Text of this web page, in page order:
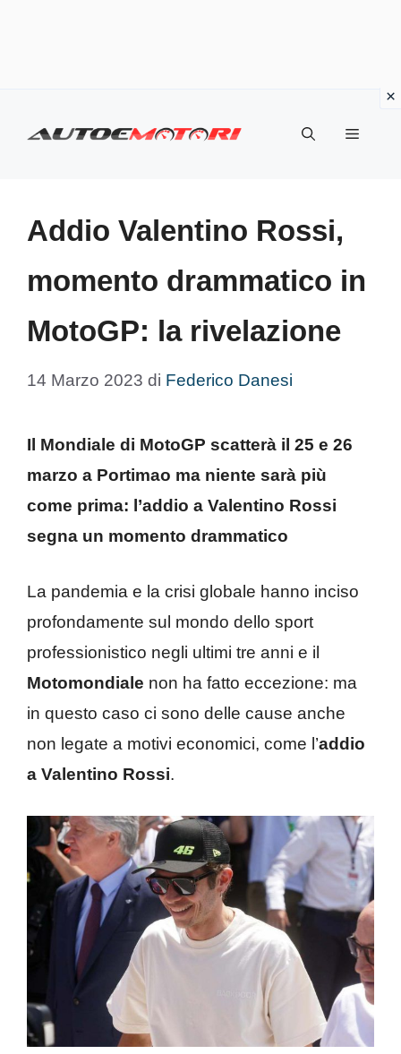
Menu
Addio Valentino Rossi,
momento drammatico in
MotoGP: la rivelazione
14 Marzo 2023 di Federico Danesi
Il Mondiale di MotoGP scatterà il 25 e 26
marzo a Portimao ma niente sarà più
come prima: l’addio a Valentino Rossi
segna un momento drammatico
La pandemia e la crisi globale hanno inciso
profondamente sul mondo dello sport
professionistico negli ultimi tre anni e il
Motomondiale non ha fatto eccezione: ma
in questo caso ci sono delle cause anche
non legate a motivi economici, come l’addio
a Valentino Rossi.